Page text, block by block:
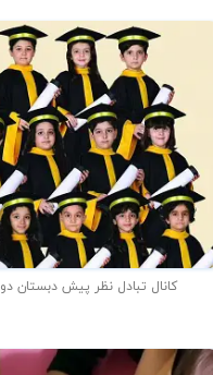
کانال تبادل نظر پیش دبستان دو